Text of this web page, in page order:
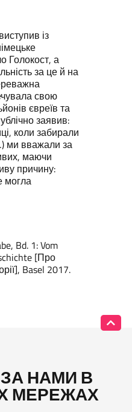
із
Голокост, а
за це й на
свою
євреїв та
заявив:
коли забирали
ми вважали за
маючи
причину:
могла
Bd. 1: Vom
[Про
Basel 2017.
НАМИ В
МЕРЕЖАХ